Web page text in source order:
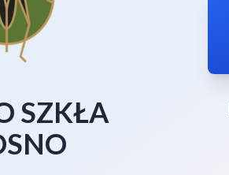
SZKŁA